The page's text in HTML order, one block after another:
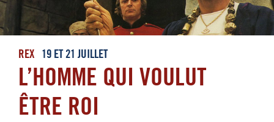
REX 19 ET 21 JUILLET
L’HOMME QUI VOULUT
ÊTRE ROI